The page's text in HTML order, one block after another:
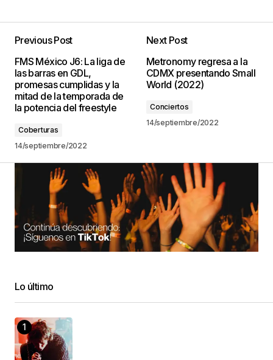
Previous Post
FMS México J6: La liga de
las barras en GDL,
promesas cumplidas y la
mitad de la temporada de
la potencia del freestyle
Coberturas
14/septiembre/2022
Next Post
Metronomy regresa a la
CDMX presentando Small
World (2022)
Conciertos
14/septiembre/2022
Lo último